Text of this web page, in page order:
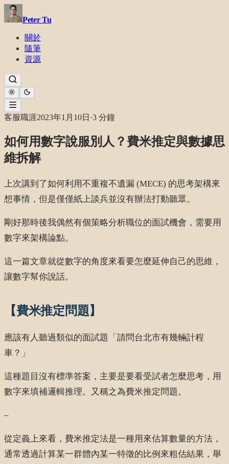
Peter Tu
關於
隨筆
資源
客服職涯2023年1月10日 ·3 分鐘
如何用數字說服別人？費米推定與數據思
維拆解
上次講到了如何利用不重複不遺漏 (MECE) 的思考架構來
想事情，但是僅僅紙上談兵並沒有辦法打動聽眾。
剛好那時後我偶然有個策略分析職位的面試機會，需要用
數字來架構論點。
這一篇文章就從數字的角度來看要怎麼延伸自己的思維，
讓數字幫你說話。
【費米推定問題】
應該有人聽過類似的面試題「請問台北市有幾輛計程
車？」
這種題目沒有標準答案，主要是要看受試者怎麼思考，用
數字來填補邏輯推理。又稱之為費米推定問題。
–
從定義上來看，費米推定法是一種用來估算數量的方法，
通常透過計算某一群體內某一特徵的比例來粗估結果，舉